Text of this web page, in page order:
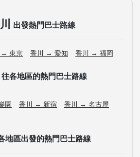
出發熱門巴士路線
→ 東京 香川 → 愛知 香川 → 福岡
往各地區的熱門巴士路線
園 香川 → 新宿
香川 → 名古屋
地區出發的熱門巴士路線